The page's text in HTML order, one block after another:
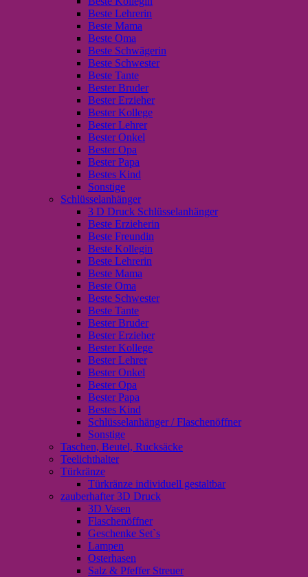
Beste Lehrerin
Beste Mama
Beste Oma
Beste Schwägerin
Beste Schwester
Beste Tante
Bester Bruder
Bester Erzieher
Bester Kollege
Bester Lehrer
Bester Onkel
Bester Opa
Bester Papa
Bestes Kind
Sonstige
Schlüsselanhänger
3 D Druck Schlüsselanhänger
Beste Erzieherin
Beste Freundin
Beste Kollegin
Beste Lehrerin
Beste Mama
Beste Oma
Beste Schwester
Beste Tante
Bester Bruder
Bester Erzieher
Bester Kollege
Bester Lehrer
Bester Onkel
Bester Opa
Bester Papa
Bestes Kind
Schlüsselanhänger / Flaschenöffner
Sonstige
Taschen, Beutel, Rucksäcke
Teelichthalter
Türkränze
Türkränze individuell gestaltbar
zauberhafter 3D Druck
3D Vasen
Flaschenöffner
Geschenke Set`s
Lampen
Osterhasen
Salz & Pfeffer Streuer